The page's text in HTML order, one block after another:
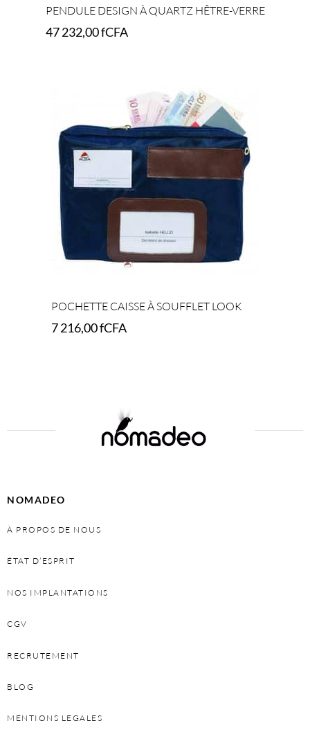
PENDULE DESIGN À QUARTZ HÊTRE-VERRE
47 232,00fCFA
POCHETTE CAISSE À SOUFFLET LOOK
7 216,00fCFA
NOMADEO
À PROPOS DE NOUS
ÉTAT D’ESPRIT
NOS IMPLANTATIONS
CGV
RECRUTEMENT
BLOG
MENTIONS LEGALES